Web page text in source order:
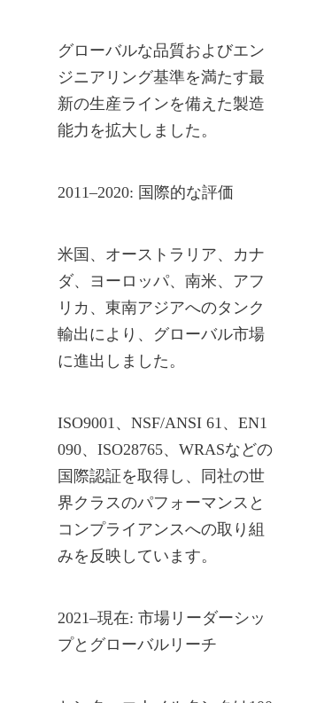
グローバルな品質およびエン
ジニアリング基準を満たす最
新の生産ラインを備えた製造
能力を拡大しました。
2011–2020: 国際的な評価
米国、オーストラリア、カナ
ダ、ヨーロッパ、南米、アフ
リカ、東南アジアへのタンク
輸出により、グローバル市場
に進出しました。
ISO9001、NSF/ANSI 61、EN1
090、ISO28765、WRASなどの
国際認証を取得し、同社の世
界クラスのパフォーマンスと
コンプライアンスへの取り組
みを反映しています。
2021–現在: 市場リーダーシッ
プとグローバルリーチ